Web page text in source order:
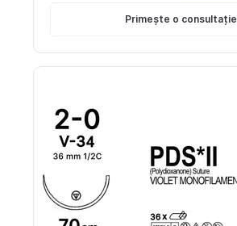
Primește o consultație